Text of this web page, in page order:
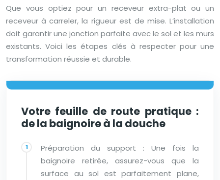
Que vous optiez pour un receveur extra-plat ou un
receveur à carreler, la rigueur est de mise. L’installation
doit garantir une jonction parfaite avec le sol et les murs
existants. Voici les étapes clés à respecter pour une
transformation réussie et durable.
Votre feuille de route pratique :
de la baignoire à la douche
Préparation du support : Une fois la
baignoire retirée, assurez-vous que la
surface au sol est parfaitement plane,